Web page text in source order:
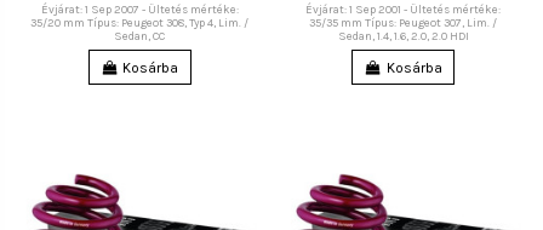
Évjárat: 1 Sep 2007 - Ültetés mértéke:
35/20 mm Típus: Peugeot 308, Typ 4, Lim. /
Sedan, CC
Kosárba
Évjárat: 1 Sep 2001 - Ültetés mértéke:
35/35 mm Típus: Peugeot 307, Lim. /
Sedan, 1.4, 1.6, 2.0, 2.0 HDI
Kosárba